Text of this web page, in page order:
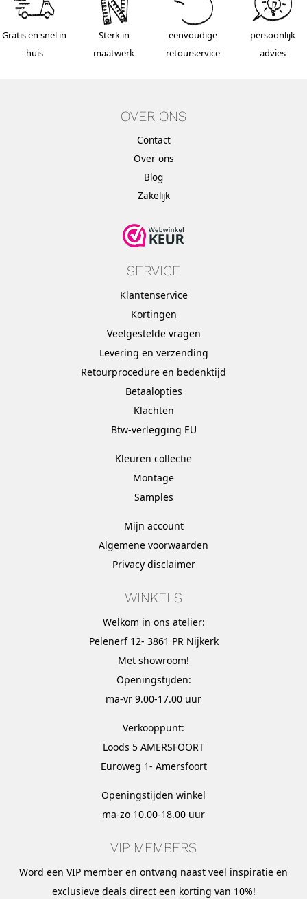
Gratis en snel in
huis
Sterk in
maatwerk
eenvoudige
retourservice
persoonlijk
advies
OVER ONS
Contact
Over ons
Blog
Zakelijk
SERVICE
Klantenservice
Kortingen
Veelgestelde vragen
Levering en verzending
Retourprocedure en bedenktijd
Betaalopties
Klachten
Btw-verlegging EU
Kleuren collectie
Montage
Samples
Mijn account
Algemene voorwaarden
Privacy disclaimer
WINKELS
Welkom in ons atelier:
Pelenerf 12- 3861 PR Nijkerk
Met showroom!
Openingstijden:
ma-vr 9.00-17.00 uur
Verkooppunt:
Loods 5 AMERSFOORT
Euroweg 1- Amersfoort
Openingstijden winkel
ma-zo 10.00-18.00 uur
VIP MEMBERS
Word een VIP member en ontvang naast veel inspiratie en
exclusieve deals direct een korting van 10%!